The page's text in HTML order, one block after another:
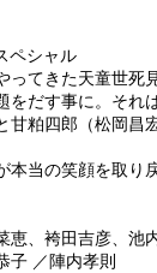
ペシャル
ってきた天童世死
をだす事に。それ
甘粕四郎（松岡昌
本当の笑顔を取り
恵、袴田吉彦、池
子 ／陣内孝則